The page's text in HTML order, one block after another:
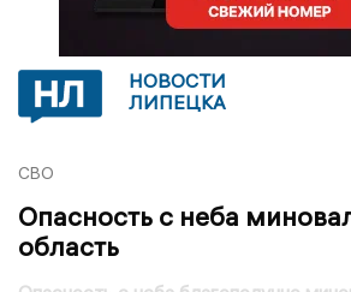
НОВОСТИ
ЛИПЕЦКА
СВО
Опасность с неба
область